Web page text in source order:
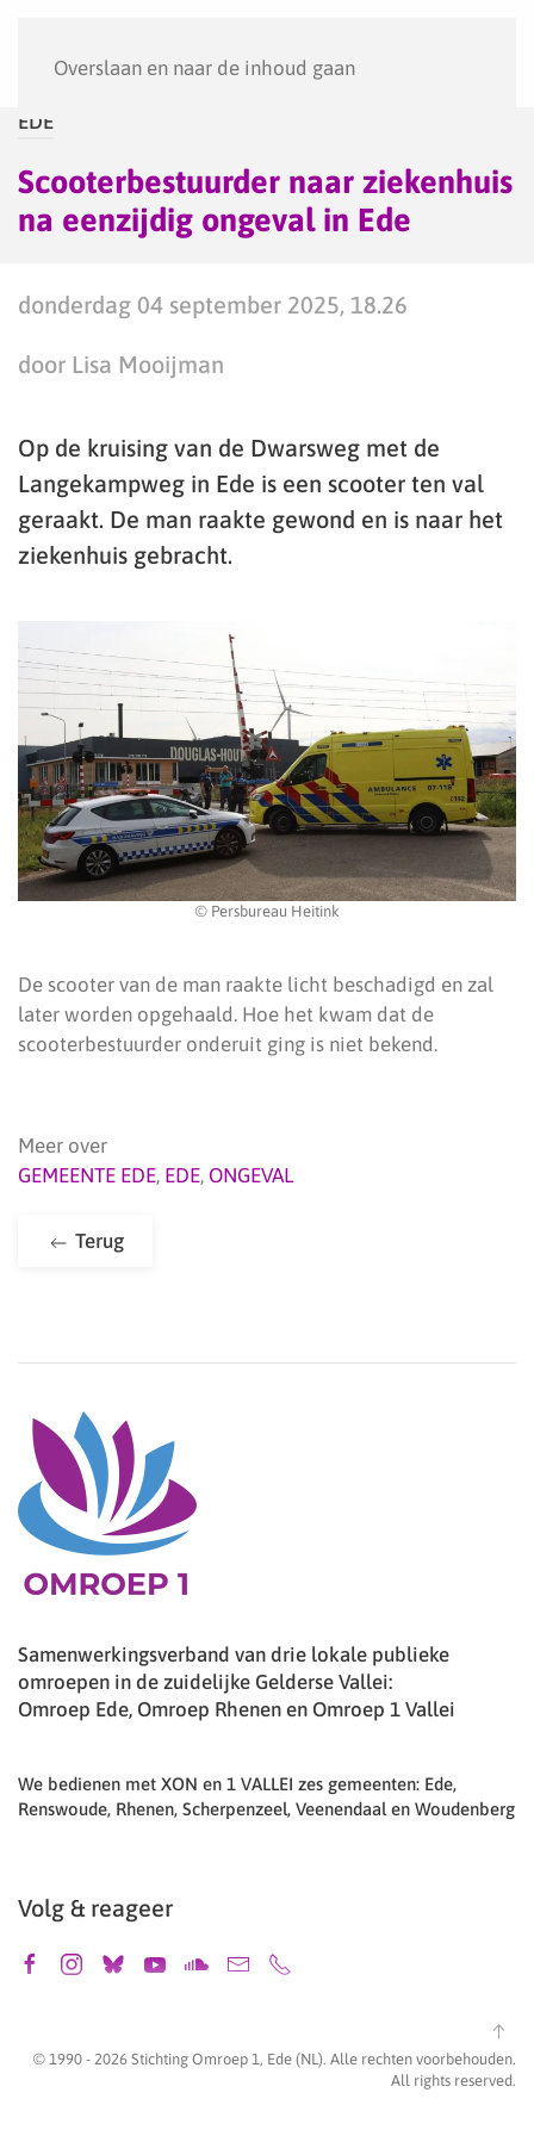
Overslaan en naar de inhoud gaan
EDE
Scooterbestuurder naar ziekenhuis
na eenzijdig ongeval in Ede
donderdag 04 september 2025, 18.26
door Lisa Mooijman
Op de kruising van de Dwarsweg met de
Langekampweg in Ede is een scooter ten val
geraakt. De man raakte gewond en is naar het
ziekenhuis gebracht.
© Persbureau Heitink
De scooter van de man raakte licht beschadigd en zal
later worden opgehaald. Hoe het kwam dat de
scooterbestuurder onderuit ging is niet bekend.
Meer over
GEMEENTE EDE, EDE, ONGEVAL
Terug
Samenwerkingsverband van drie lokale publieke
omroepen in de zuidelijke Gelderse Vallei:
Omroep Ede, Omroep Rhenen en Omroep 1 Vallei
We bedienen met XON en 1 VALLEI zes gemeenten: Ede,
Renswoude, Rhenen, Scherpenzeel, Veenendaal en Woudenberg
Volg & reageer
© 1990 - 2026 Stichting Omroep 1, Ede (NL). Alle rechten voorbehouden.
All rights reserved.